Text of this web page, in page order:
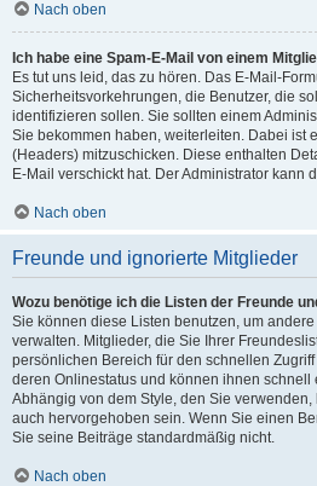
Nach oben
Ich habe eine Spam-E-Mail von einem
Es tut uns leid, das zu hören. Das E-Mail-
Sicherheitsvorkehrungen, die Benutzer, die
identifizieren sollen. Sie sollten einem
Sie bekommen haben, weiterleiten. Dabei ist
(Headers) mitzuschicken. Diese enthalten
E-Mail verschickt hat. Der Administrator kann
Nach oben
Freunde und ignorierte Mitglieder
Wozu benötige ich die Listen der Freunde
Sie können diese Listen benutzen, um
verwalten. Mitglieder, die Sie Ihrer
persönlichen Bereich für den schnellen
deren Onlinestatus und können ihnen
Abhängig von dem Style, den Sie
auch hervorgehoben sein. Wenn Sie einen
Sie seine Beiträge standardmäßig nicht.
Nach oben